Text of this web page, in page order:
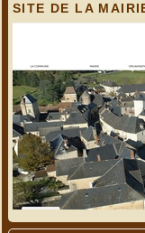
SITE DE LA